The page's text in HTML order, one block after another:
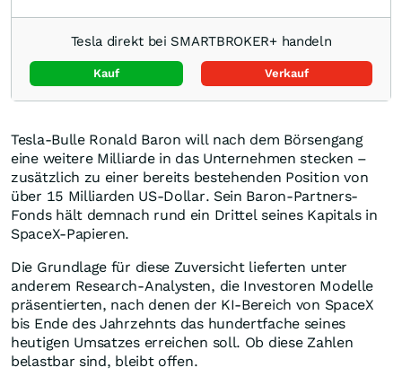
Tesla direkt bei SMARTBROKER+ handeln
Kauf Verkauf
Tesla-Bulle Ronald Baron will nach dem Börsengang
eine weitere Milliarde in das Unternehmen stecken –
zusätzlich zu einer bereits bestehenden Position von
über 15 Milliarden US-Dollar. Sein Baron-Partners-
Fonds hält demnach rund ein Drittel seines Kapitals in
SpaceX-Papieren.
Die Grundlage für diese Zuversicht lieferten unter
anderem Research-Analysten, die Investoren Modelle
präsentierten, nach denen der KI-Bereich von SpaceX
bis Ende des Jahrzehnts das hundertfache seines
heutigen Umsatzes erreichen soll. Ob diese Zahlen
belastbar sind, bleibt offen.